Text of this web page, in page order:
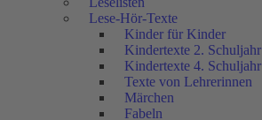
Lese-Hör-Texte
Kinder für Kinder
Kindertexte 2. Schuljahr
Kindertexte 4. Schuljahr
Texte von Lehrerinnen
Märchen
Fabeln